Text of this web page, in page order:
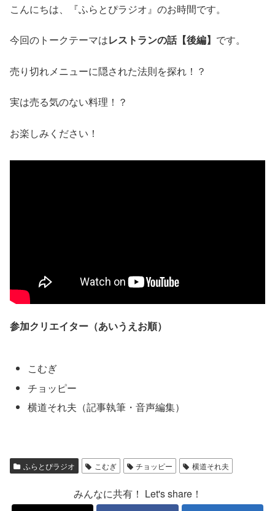
こんにちは、『ふらとぴラジオ』のお時間です。
今回のトークテーマはレストランの話【後編】 です。
売り切れメニューに隠された法則を探れ！？
実は売る気のない料理！？
お楽しみください！
参加クリエイター（あいうえお順）
こむぎ
チョッピー
横道それ夫（記事執筆・音声編集）
ふらとぴラジオ こむぎ チョッピー 横道それ夫
みんなに共有！ Let's share！